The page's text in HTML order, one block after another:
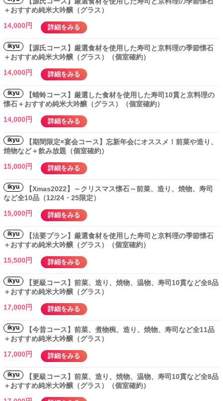
＋おすすめ純米大吟醸（グラス）
14,000円
詳細をみる
ikyu
【源氏コース】厳選食材を使用した寿司と京料理の季節懐石
＋おすすめ純米大吟醸（グラス）（個室確約）
14,000円
詳細をみる
ikyu
【蜻蛉コース】厳選した食材を使用した寿司10貫と京料理の
懐石＋おすすめ純米大吟醸（グラス）（個室確約）
14,000円
詳細をみる
ikyu
【期間限定×宴会コース】忘新年会にオススメ！前菜や造り、
焼物など＋飲み放題（個室確約）
15,000円
詳細をみる
ikyu
【Xmas2022】～クリスマス懐石～前菜、造り、焼物、寿司
など全10品（12/24・25限定）
15,000円
詳細をみる
ikyu
【法要プラン】厳選食材を使用した寿司と京料理の季節懐石
＋おすすめ純米大吟醸（グラス）（個室確約）
15,500円
詳細をみる
ikyu
【更級コース】前菜、造り、焼物、温物、寿司10貫など全8品
＋おすすめ純米大吟醸（グラス）
17,000円
詳細をみる
ikyu
【今昔コース】前菜、煮物椀、造り、焼物、寿司など全11品
＋おすすめ純米大吟醸（グラス）
17,000円
詳細をみる
ikyu
【更級コース】前菜、造り、焼物、温物、寿司10貫など全8品
＋おすすめ純米大吟醸（グラス）（個室確約）